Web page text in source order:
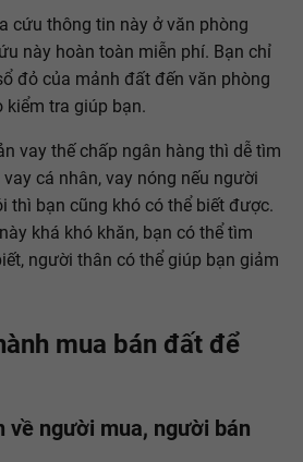
cứu thông tin này ở văn phòng
này hoàn toàn miễn phí. Bạn chỉ
đỏ của mảnh đất đến văn phòng
kiểm tra giúp bạn.
vay thế chấp ngân hàng thì dễ tìm
cá nhân, vay nóng nếu người
thì bạn cũng khó có thể biết được.
khá khó khăn, bạn có thể tìm
người thân có thể giúp bạn giảm
mua bán đất để
về người mua, người bán